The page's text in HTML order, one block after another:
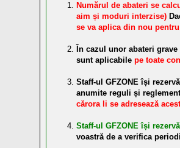
Numărul de abateri se
aim și moduri interzise)
se va aplica din nou pentru
În cazul unor abateri
sunt aplicabile pe toate
Staff-ul GFZONE își
anumite reguli și
cărora li se adresează
Staff-ul GFZONE își
voastră de a verifica